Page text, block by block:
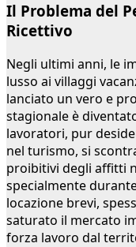
Il Problema del
Ricettivo
Negli ultimi anni, le
lusso ai villaggi
lanciato un vero e
stagionale è
lavoratori, pur
nel turismo, si
proibitivi degli affitti
specialmente
locazione brevi,
saturato il mercato
forza lavoro dal